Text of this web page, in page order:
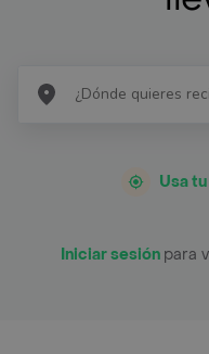
Usa
Iniciar sesión para